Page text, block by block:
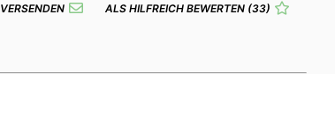
VERSENDEN ALS HILFREICH BEWERTEN (33)